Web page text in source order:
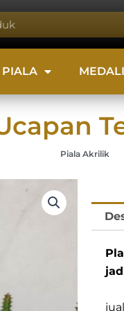
PIALA MEDALI
Piala Akrilik